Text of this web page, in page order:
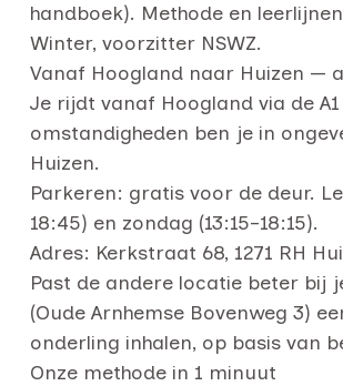
handboek). Methode en
Winter, voorzitter NSWZ.
Vanaf Hoogland naar Huizen —
Je rijdt vanaf Hoogland via de
omstandigheden ben je in
Huizen.
Parkeren: gratis voor de deur.
18:45) en zondag (13:15–18:15).
Adres: Kerkstraat 68, 1271 RH
Past de andere locatie beter bij
(Oude Arnhemse Bovenweg 3)
onderling inhalen, op basis van
Onze methode in 1 minuut